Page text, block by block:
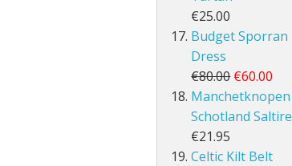
€25.00
Budget Sporran
Dress
€80.00 €60.00
Manchetknopen
Schotland Saltire
€21.95
Celtic Kilt Belt